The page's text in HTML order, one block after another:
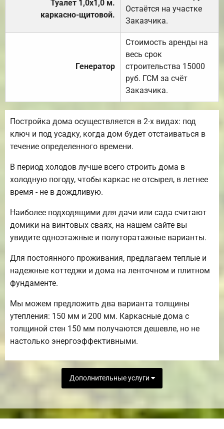
Туалет 1,0х1,0 м.
каркасно-щитовой.
Остаётся на участке
Заказчика.
Генератор
Стоимость аренды на
весь срок
строительства 15000
руб. ГСМ за счёт
Заказчика.
Постройка дома осуществляется в 2-х видах: под
ключ и под усадку, когда дом будет отстаиваться в
течение определенного времени.
В период холодов лучше всего строить дома в
холодную погоду, чтобы каркас не отсырел, в летнее
время - не в дождливую.
Наиболее подходящими для дачи или сада считают
домики на винтовых сваях, на нашем сайте вы
увидите одноэтажные и полуторатажные варианты.
Для постоянного проживания, предлагаем теплые и
надежные коттеджи и дома на ленточном и плитном
фундаменте.
Мы можем предложить два варианта толщины
утепления: 150 мм и 200 мм. Каркасные дома с
толщиной стен 150 мм получаются дешевле, но не
настолько энергоэффективными.
Дополнительные услуги